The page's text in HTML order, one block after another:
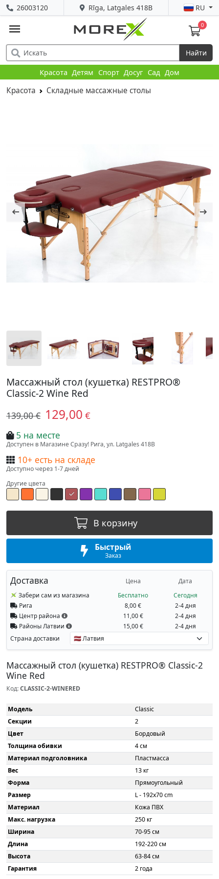
Rīga, Latgales 418B
26003120 RU
0
Найти
Красота Детям Спорт Досуг Сад Дом
Красота Складные массажные столы
Массажный стол (кушетка) RESTPRO®
Classic-2 Wine Red
139,00 € 129,00 €
5 на месте
Доступен в Магазине Сразу! Рига, ул. Latgales 418B
10+ есть на складе
Доступно через 1-7 дней
Другие цвета
В корзину
Быстрый
Заказ
Доставка Цена Дата
Забери сам из магазина Бесплатно
Сегодня
Рига
8,00 €
2-4 дня
Центр района
11,00 €
2-4 дня
Районы Латвии
15,00 € 2-4 дня
Страна доставки
Массажный стол (кушетка) RESTPRO® Classic-2
Wine Red
Код:CLASSIC-2-WINERED
Модель
Classic
Секции
2
Цвет
Бордовый
Толщина обивки
4 см
Материал подголовника
Пластмасса
Вес
13 кг
Форма
Прямоугольный
Размер
L - 192x70 cm
Материал
Кожа ПВХ
Макс. нагрузка
250 кг
Ширина
70-95 см
Длина
192-220 см
Высота
63-84 см
Гарантия
2 года